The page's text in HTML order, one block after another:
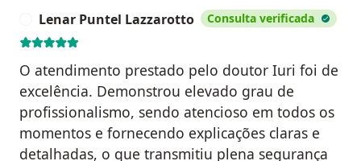
Lenar Puntel Lazzarotto Consulta verificada
O atendimento prestado pelo doutor Iuri foi de
excelência. Demonstrou elevado grau de
profissionalismo, sendo atencioso em todos os
momentos e fornecendo explicações claras e
detalhadas, o que transmitiu plena segurança